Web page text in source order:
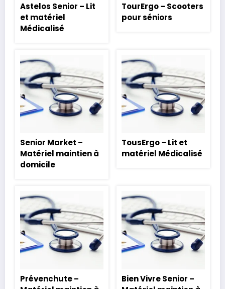
Astelos Senior – Lit
et matériel
Médicalisé
TourErgo – Scooters
pour séniors
Senior Market –
Matériel maintien à
domicile
TousErgo – Lit et
matériel Médicalisé
Prévenchute –
Bien Vivre Senior –